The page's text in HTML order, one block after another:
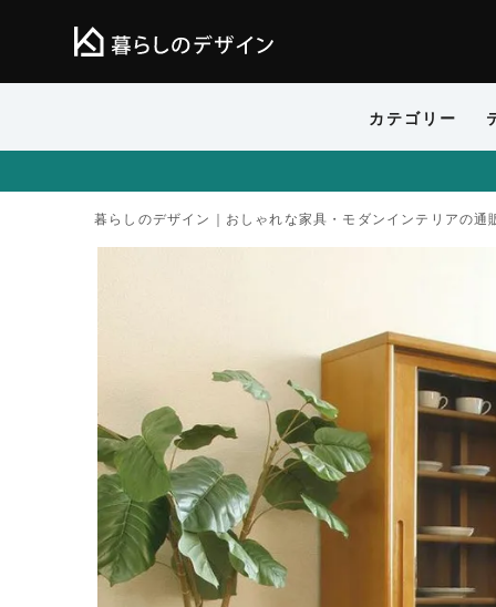
カテゴリー
暮らしのデザイン｜おしゃれな家具・モダンインテリアの通